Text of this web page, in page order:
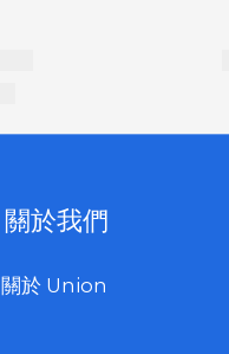
關於我們
關於 Union